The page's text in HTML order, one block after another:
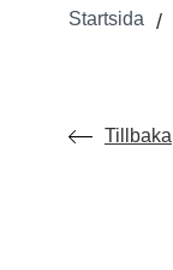
Startsida
Tillbaka